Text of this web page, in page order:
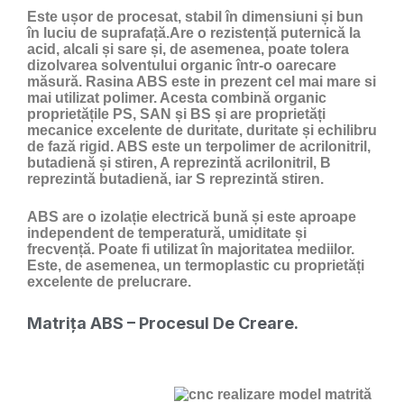
Este ușor de procesat, stabil în dimensiuni și bun
în luciu de suprafață.Are o rezistență puternică la
acid, alcali și sare și, de asemenea, poate tolera
dizolvarea solventului organic într-o oarecare
măsură. Rasina ABS este in prezent cel mai mare si
mai utilizat polimer. Acesta combină organic
proprietățile PS, SAN și BS și are proprietăți
mecanice excelente de duritate, duritate și echilibru
de fază rigid. ABS este un terpolimer de acrilonitril,
butadienă și stiren, A reprezintă acrilonitril, B
reprezintă butadienă, iar S reprezintă stiren.
ABS are o izolație electrică bună și este aproape
independent de temperatură, umiditate și
frecvență. Poate fi utilizat în majoritatea mediilor.
Este, de asemenea, un termoplastic cu proprietăți
excelente de prelucrare.
Matrița ABS – Procesul De Creare.